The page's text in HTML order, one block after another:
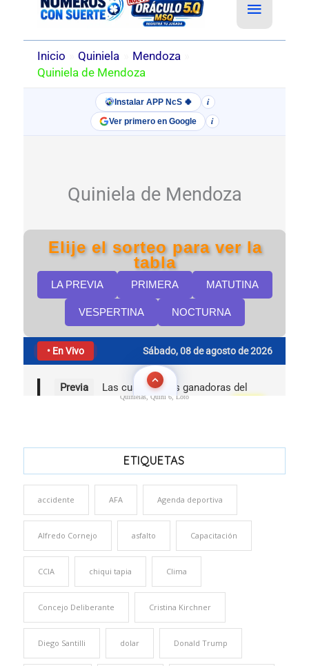
Quinielas, Quini 6, Loto
ETIQUETAS
accidente AFA Agenda deportiva
Alfredo Cornejo asfalto Capacitación
CCIA chiqui tapia Clima
Concejo Deliberante Cristina Kirchner
Diego Santilli dolar Donald Trump